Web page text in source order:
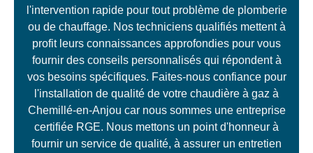
l'intervention rapide pour tout problème de plomberie
ou de chauffage. Nos techniciens qualifiés mettent à
profit leurs connaissances approfondies pour vous
fournir des conseils personnalisés qui répondent à
vos besoins spécifiques. Faites-nous confiance pour
l'installation de qualité de votre chaudière à gaz à
Chemillé-en-Anjou car nous sommes une entreprise
certifiée RGE. Nous mettons un point d'honneur à
fournir un service de qualité, à assurer un entretien